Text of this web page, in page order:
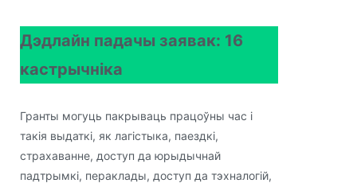
Дэдлайн падачы заявак: 16
кастрычніка
Гранты могуць пакрываць працоўны час і
такія выдаткі, як лагістыка, паездкі,
страхаванне, доступ да юрыдычнай
падтрымкі, пераклады, доступ да тэхналогій,